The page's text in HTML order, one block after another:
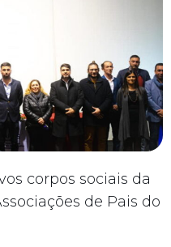
corpos sociais da
de Pais do